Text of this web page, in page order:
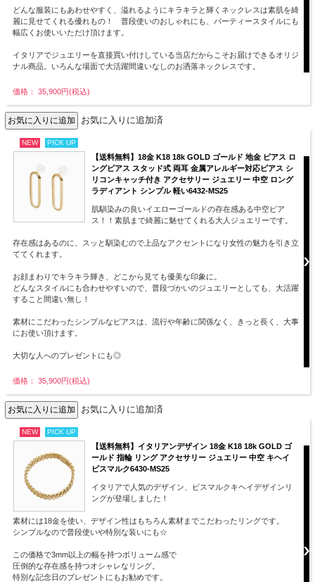
どんな服装にもあわせやすく、溢れるようにキラキラと輝くネックレスは素肌を綺
麗に見せてくれる優れもの！ 普段使いのおしゃれにも、パーティースタイルにも
幅広くお使いいただけ頂けます。
イタリアでジュエリーを直接買い付けしている当店だからこそお届けできるオリジ
ナル商品。いろんな場面で大活躍間違いなしのお洒落ネックレスです。
価格： 35,900円(税込)
お気に入りに追加済
NEW PICK UP
【送料無料】18金 K18 18k GOLD ゴールド 地金 ピアス ロ
ングピアス スタッド式 両耳 金属アレルギー対応ピアス シ
リコンキャッチ付き アクセサリー ジュエリー 中空 ロング
ラディアント シンプル 軽い6432-MS25
肌馴染みの良いイエローゴールドの存在感ある中空ピア
ス！！素肌まで綺麗に魅せてくれる大人ジュエリーです。
存在感はあるのに、スッと馴染むので上品なアクセントになり女性の魅力を引き立
ててくれます。
お顔まわりでキラキラ輝き、どこから見ても優美な印象に。
どんなスタイルにも合わせやすいので、普段づかいのジュエリーとしても、大活躍
すること間違い無し！
素材にこだわったシンプルなピアスは、流行や年齢に関係なく、きっと長く、大事
にお使い頂けます。
大切な人へのプレゼントにも◎
価格： 35,900円(税込)
お気に入りに追加済
NEW PICK UP
【送料無料】イタリアンデザイン 18金 K18 18k GOLD ゴ
ールド 指輪 リング アクセサリー ジュエリー 中空 キヘイ
ビスマルク6430-MS25
イタリアで人気のデザイン、ビスマルクキヘイデザインリ
ングが登場しました！
素材には18金を使い、デザイン性はもちろん素材までこだわったリングです。
シンプルなので普段使いや特別な装いにも☆
この価格で3mm以上の幅を持つボリューム感で
圧倒的な存在感を持つオシャレなリング。
特別な記念日のプレゼントにもお勧めです。